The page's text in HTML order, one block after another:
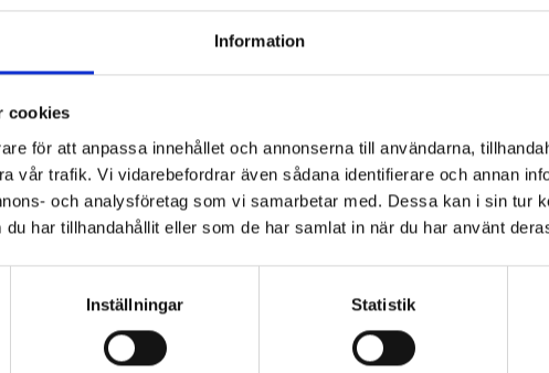
Information
cookies
för att anpassa innehållet och annonserna till användarna,
vår trafik. Vi vidarebefordrar även sådana identifierare och annan
och analysföretag som vi samarbetar med. Dessa kan i sin tur
har tillhandahållit eller som de har samlat in när du har använt
Inställningar Statistik
är god. Men det har kommit att bli ett sätt att
att man ska spara, men inkludering har blivit
en lista än att sätta in en speciallärare, säger hon.